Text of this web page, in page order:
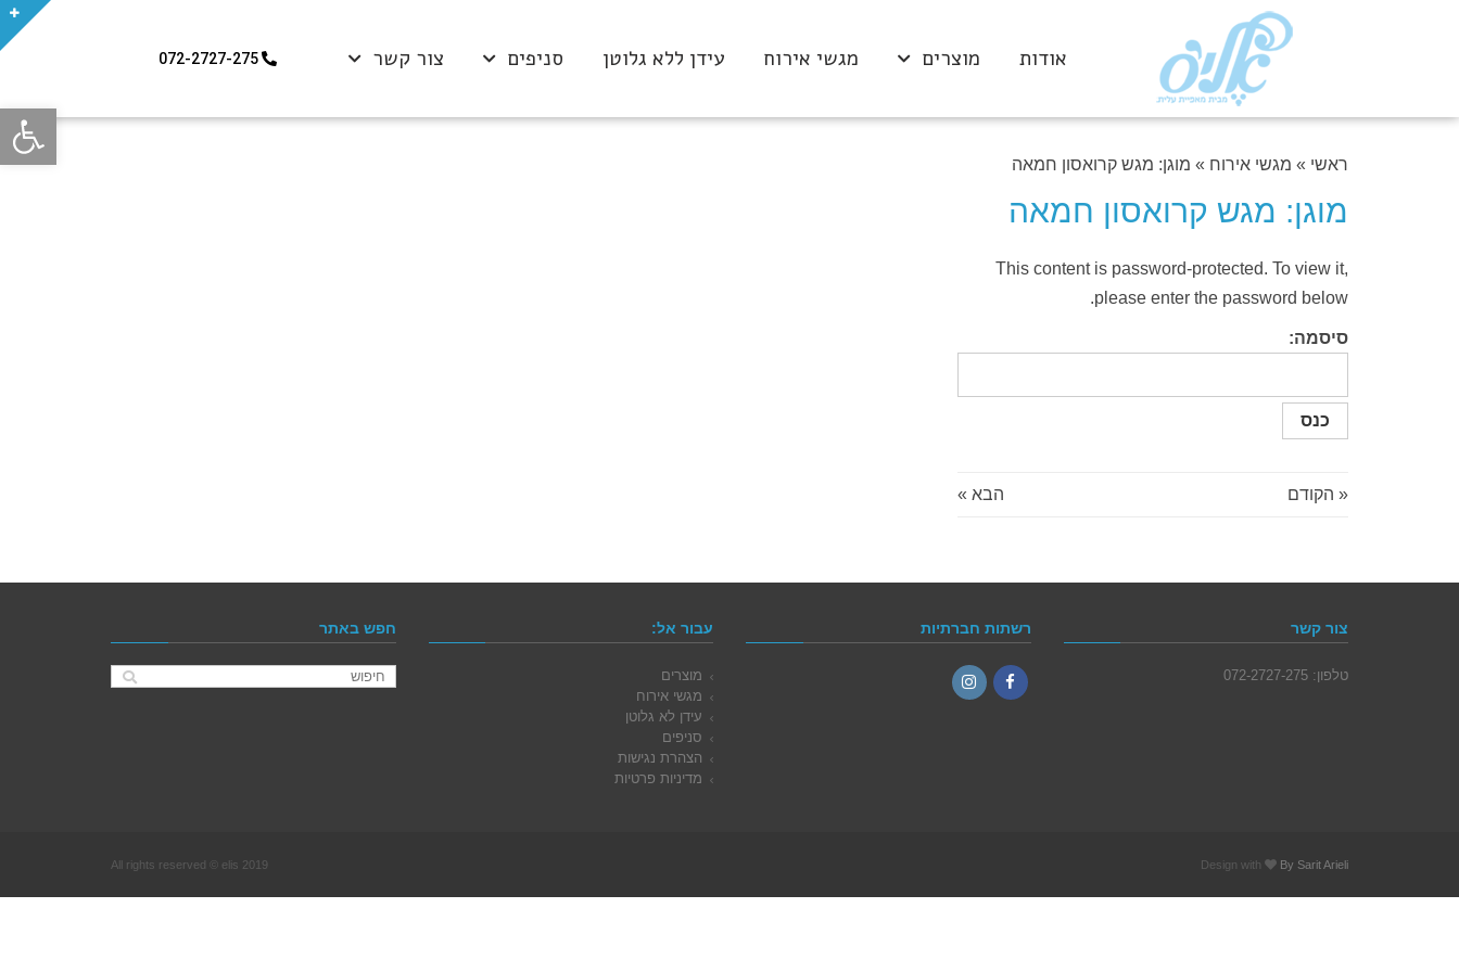
פתח
אודות מוצרים מגשי אירוח עידן ללא גלוטן סניפים צור קשר 072-2727-275
ראשי » מגשי אירוח » מוגן: מגש קרואסון חמאה
מוגן: מגש קרואסון חמאה
This content is password-protected. To view it,
please enter the password below.
סיסמה:
« הקודם הבא »
צור קשר
טלפון: 072-2727-275
רשתות חברתיות עבור אל:
מוצרים
מגשי אירוח
עידן לא גלוטן
סניפים
הצהרת נגישות
מדיניות פרטיות
חפש באתר
Design with By Sarit Arieli
All rights reserved © elis 2019